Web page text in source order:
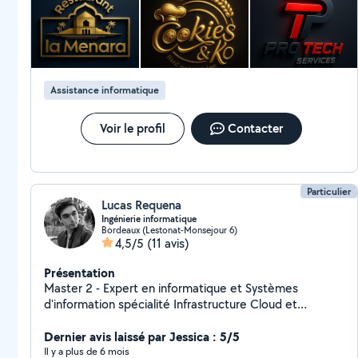
où j'accompagne mes clients dans leurs projets de
création de business , communication, marketing
digital, design et création de sites web. Je mets un
point d'honneur à offrir un accompagnement clair,
créatif et efficace, avec le meilleur rapport qualité/prix
de la région et une remise spéciale de -50 % pour les
clients Allô Voisin. Mon objectif : vous aider à
développer votre activité grâce à une communication
percutante et sur mesure. Au plaisir d'échanger avec
Assistance informatique
Voir le profil Contacter
Particulier
Lucas Requena
Ingénierie informatique
Bordeaux (Lestonat-Monsejour 6)
4,5/5 (11 avis)
Présentation
Master 2 - Expert en informatique et Systèmes
d'information spécialité Infrastructure Cloud et
Developpeur (Web & logiciel) Administration Cloud
IaaS, PaaS, SaaS Conseil et possibilité de formation
Dernier avis laissé par Jessica : 5/5
Il y a plus de 6 mois